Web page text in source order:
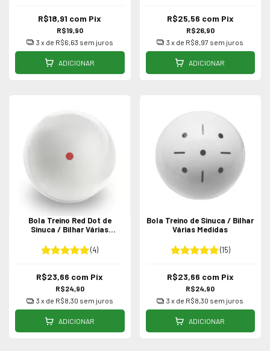
R$19,90
R$18,91 com Pix
3 x de R$6,63 sem juros
ADICIONAR
R$26,90
R$25,56 com Pix
3 x de R$8,97 sem juros
ADICIONAR
Bola Treino Red Dot de
Sinuca / Bilhar Várias
(4)
R$24,90
R$23,66 com Pix
3 x de R$8,30 sem juros
ADICIONAR
Bola Treino de Sinuca / Bilhar
Várias Medidas
(15)
R$24,90
R$23,66 com Pix
3 x de R$8,30 sem juros
ADICIONAR